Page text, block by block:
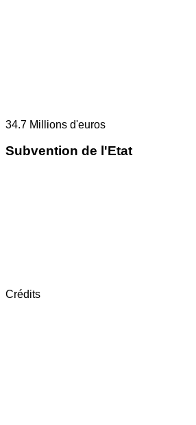
34.7 Millions d'euros
Subvention de l'Etat
Crédits